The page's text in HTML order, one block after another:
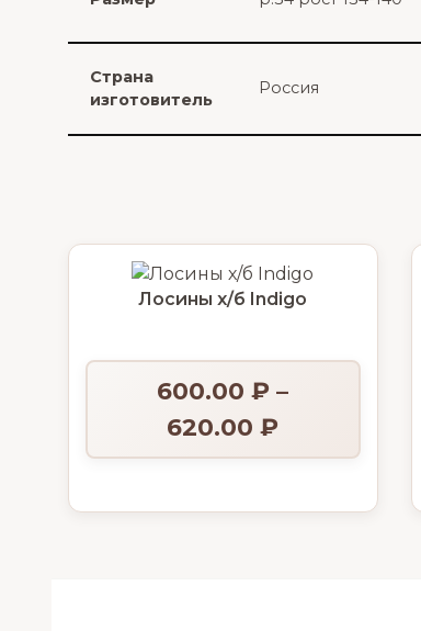
Страна
изготовитель
Россия
Лосины х/б Indigo
600.00₽ –
620.00₽